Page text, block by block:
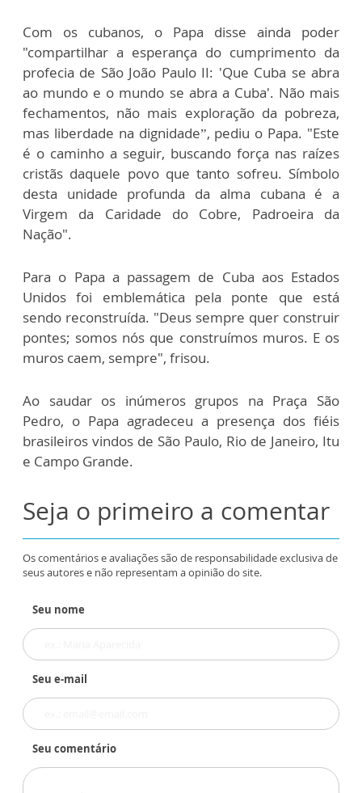
Com os cubanos, o Papa disse ainda poder
"compartilhar a esperança do cumprimento da
profecia de São João Paulo II: 'Que Cuba se abra
ao mundo e o mundo se abra a Cuba'. Não mais
fechamentos, não mais exploração da pobreza,
mas liberdade na dignidade”, pediu o Papa. "Este
é o caminho a seguir, buscando força nas raízes
cristãs daquele povo que tanto sofreu. Símbolo
desta unidade profunda da alma cubana é a
Virgem da Caridade do Cobre, Padroeira da
Nação".
Para o Papa a passagem de Cuba aos Estados
Unidos foi emblemática pela ponte que está
sendo reconstruída. "Deus sempre quer construir
pontes; somos nós que construímos muros. E os
muros caem, sempre", frisou.
Ao saudar os inúmeros grupos na Praça São
Pedro, o Papa agradeceu a presença dos fiéis
brasileiros vindos de São Paulo, Rio de Janeiro, Itu
e Campo Grande.
Seja o primeiro a comentar
Os comentários e avaliações são de responsabilidade exclusiva de
seus autores e não representam a opinião do site.
Seu nome
Seu e-mail
Seu comentário